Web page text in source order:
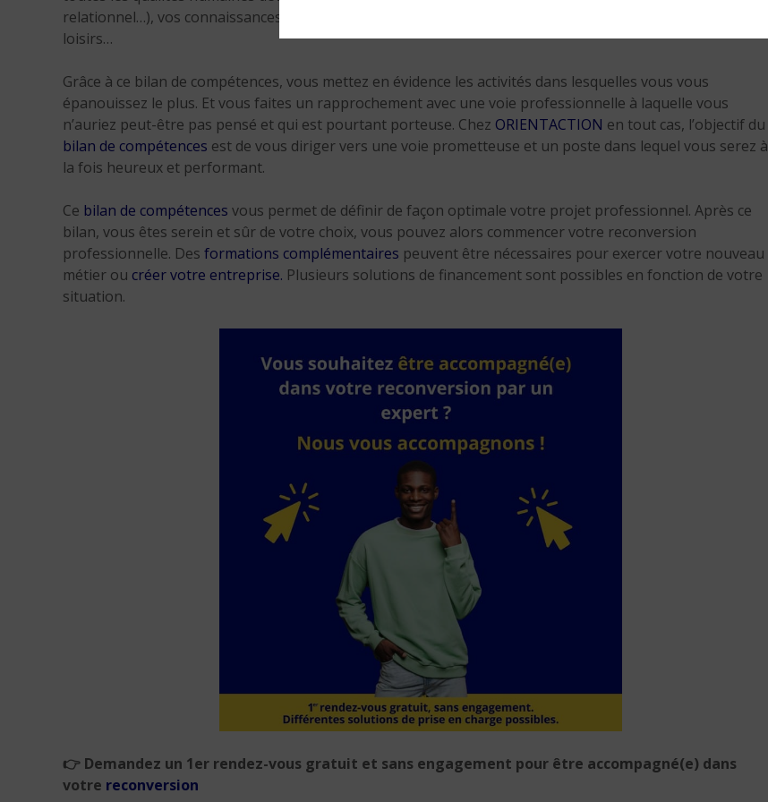
relationnel…), vos connaissances et vos talents cachés, en lien parfois avec vos centres d’intérêt, vos
loisirs…
Grâce à ce bilan de compétences, vous mettez en évidence les activités dans lesquelles vous vous
épanouissez le plus. Et vous faites un rapprochement avec une voie professionnelle à laquelle vous
n’auriez peut-être pas pensé et qui est pourtant porteuse. Chez ORIENTACTION en tout cas, l’objectif du
bilan de compétences est de vous diriger vers une voie prometteuse et un poste dans lequel vous serez à
la fois heureux et performant.
Ce bilan de compétences vous permet de définir de façon optimale votre projet professionnel. Après ce
bilan, vous êtes serein et sûr de votre choix, vous pouvez alors commencer votre reconversion
professionnelle. Des formations complémentaires peuvent être nécessaires pour exercer votre nouveau
métier ou créer votre entreprise. Plusieurs solutions de financement sont possibles en fonction de votre
situation.
👉 Demandez un 1er rendez-vous gratuit et sans engagement pour être accompagné(e) dans
votre reconversion